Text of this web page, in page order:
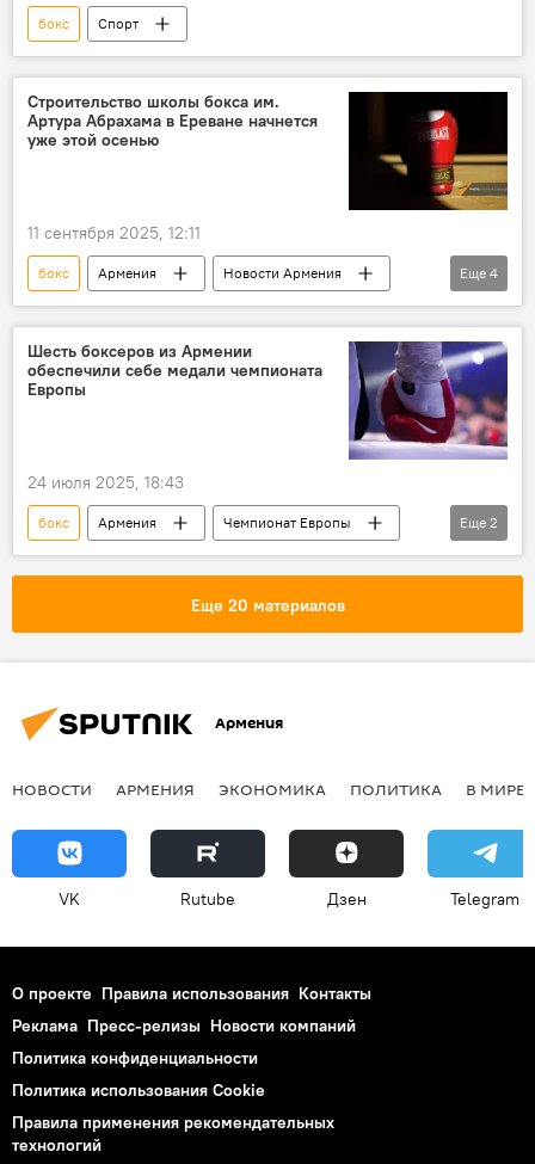
бокс Спорт
Строительство школы бокса им.
Артура Абрахама в Ереване начнется
уже этой осенью
11 сентября 2025, 12:11
бокс Армения
Новости Армения
Общество
строительство
школа
Ереван
Еще 4
Шесть боксеров из Армении
обеспечили себе медали чемпионата
Европы
24 июля 2025, 18:43
бокс Армения
Чемпионат Европы
Спорт
Новости Армения
Еще 2
Еще 20 материалов
Армения
НОВОСТИ АРМЕНИЯ ЭКОНОМИКА ПОЛИТИКА В МИРЕ
VK Rutube Дзен Telegram
О проекте Правила использования Контакты
Реклама Пресс-релизы Новости компаний
Политика конфиденциальности
Политика использования Cookie
Правила применения рекомендательных
технологий